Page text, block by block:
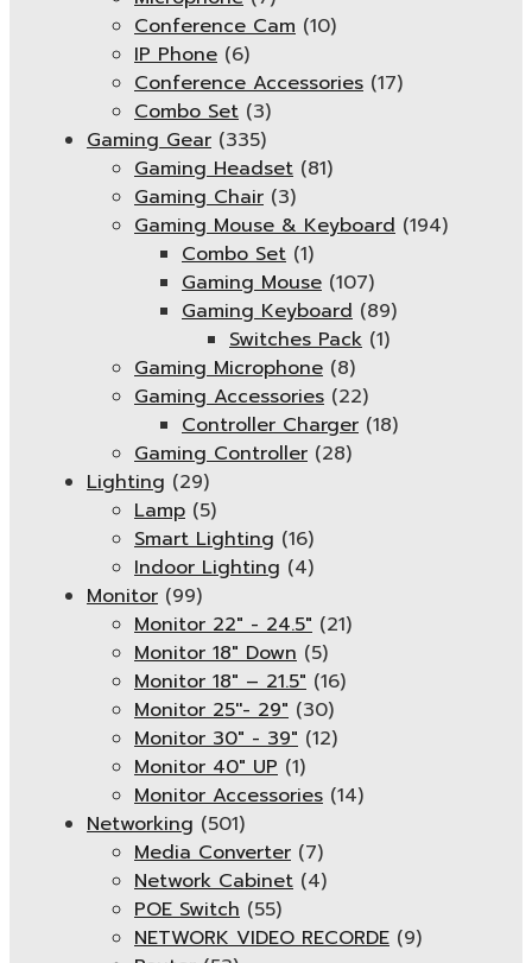
Conference Cam (10)
IP Phone (6)
Conference Accessories (17)
Combo Set (3)
Gaming Gear (335)
Gaming Headset (81)
Gaming Chair (3)
Gaming Mouse & Keyboard (194)
Combo Set (1)
Gaming Mouse (107)
Gaming Keyboard (89)
Switches Pack (1)
Gaming Microphone (8)
Gaming Accessories (22)
Controller Charger (18)
Gaming Controller (28)
Lighting (29)
Lamp (5)
Smart Lighting (16)
Indoor Lighting (4)
Monitor (99)
Monitor 22" - 24.5" (21)
Monitor 18" Down (5)
Monitor 18″ – 21.5″ (16)
Monitor 25''- 29" (30)
Monitor 30" - 39" (12)
Monitor 40" UP (1)
Monitor Accessories (14)
Networking (501)
Media Converter (7)
Network Cabinet (4)
POE Switch (55)
NETWORK VIDEO RECORDE (9)